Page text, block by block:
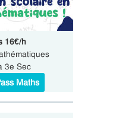
16€/h
3e Sec
Maths